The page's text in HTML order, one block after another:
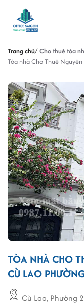
Trang chủ Cho thuê tòa
Tòa nhà Cho Thuê
TÒA NHÀ CHO
CÙ LAO
Cù Lao, Phường